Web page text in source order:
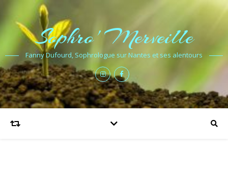
Sophro' Merveille
Fanny Dufourd, Sophrologue sur Nantes et ses alentours